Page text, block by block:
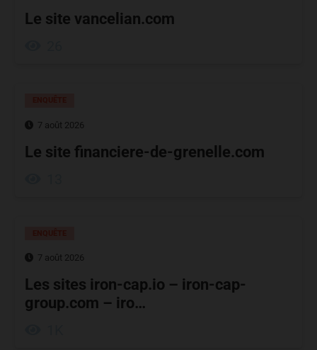
Le site vancelian.com
7 août 2026
Le site financiere-de-grenelle.com
7 août 2026
Les sites iron-cap.io – iron-cap-
group.com – iro…